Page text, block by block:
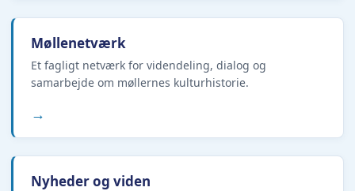
Møllenetværk
Et fagligt netværk for videndeling, dialog og
samarbejde om møllernes kulturhistorie.
→
Nyheder og viden